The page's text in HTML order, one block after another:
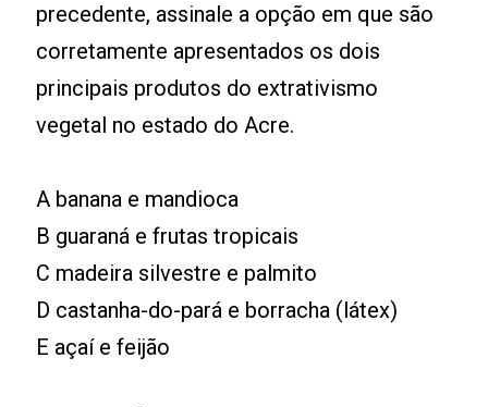
precedente, assinale a opção em que são
corretamente apresentados os dois
principais produtos do extrativismo
vegetal no estado do Acre.
A banana e mandioca
B guaraná e frutas tropicais
C madeira silvestre e palmito
D castanha-do-pará e borracha (látex)
E açaí e feijão